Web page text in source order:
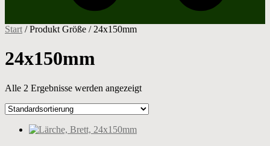
Start / Produkt Größe / 24x150mm
24x150mm
Alle 2 Ergebnisse werden angezeigt